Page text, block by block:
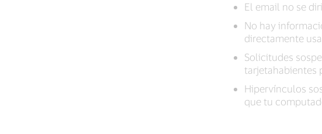
El email no se
No hay
directamente
Solicitudes
tarjetahabientes
Hipervínculos
que tu